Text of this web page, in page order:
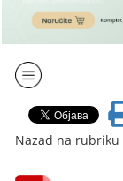
Nazad na rubriku